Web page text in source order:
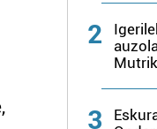
2
3